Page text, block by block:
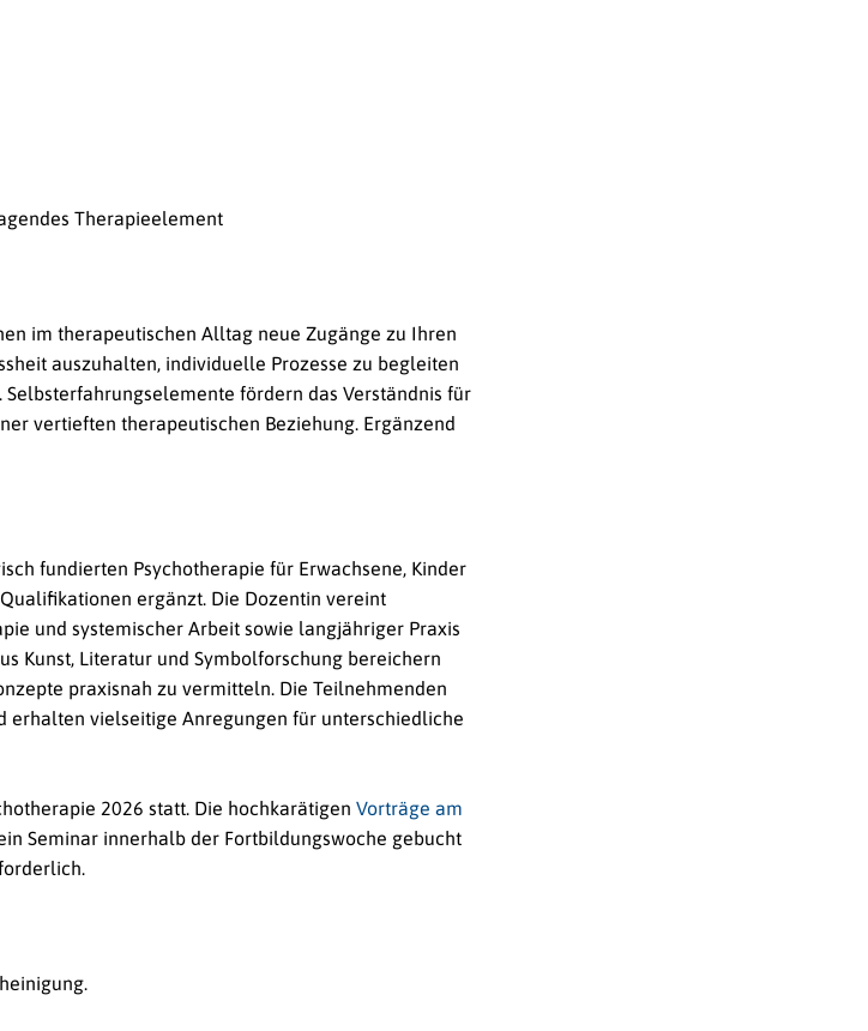
Therapieelement
im therapeutischen Alltag neue Zugänge zu Ihren
auszuhalten, individuelle Prozesse zu begleiten
fördern das Verständnis für
vertieften therapeutischen Beziehung. Ergänzend
fundierten Psychotherapie für Erwachsene, Kinder
ergänzt. Die Dozentin vereint
und systemischer Arbeit sowie langjähriger Praxis
Kunst, Literatur und Symbolforschung bereichern
praxisnah zu vermitteln. Die Teilnehmenden
erhalten vielseitige Anregungen für unterschiedliche
2026 statt. Die hochkarätigen Vorträge am
Seminar innerhalb der Fortbildungswoche gebucht